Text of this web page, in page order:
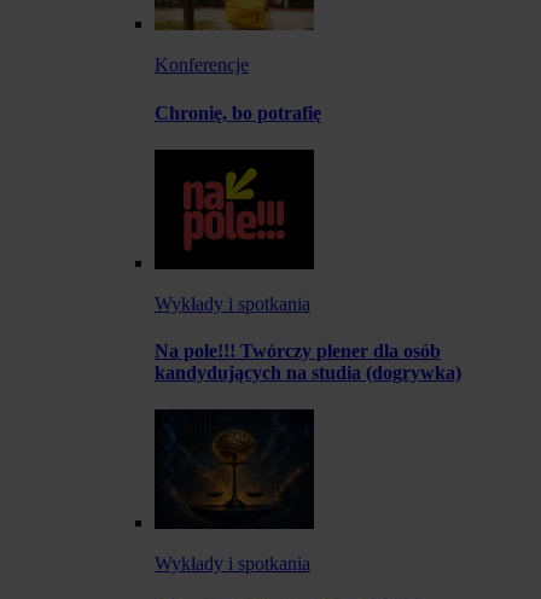
Konferencje
Chronię, bo potrafię
Wykłady i spotkania
Na pole!!! Twórczy plener dla osób
kandydujących na studia (dogrywka)
Wykłady i spotkania